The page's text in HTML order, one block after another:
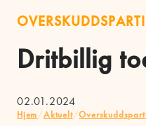
Dritbillig
02.01.2024
Hjem/Aktuelt/